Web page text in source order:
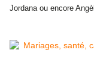
Jordana ou encore